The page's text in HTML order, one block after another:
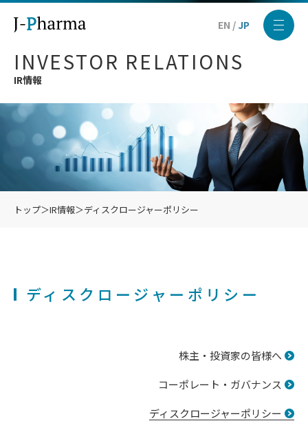
EN / JP
INVESTOR RELATIONS
IR情報
トップ＞IR情報＞ディスクロージャーポリシー
ディスクロージャーポリシー
株主・投資家の皆様へ
コーポレート・ガバナンス
ディスクロージャーポリシー